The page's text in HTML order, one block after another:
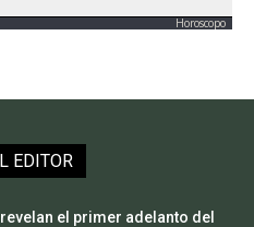
Horoscopo
EDITOR
revelan el primer adelanto del